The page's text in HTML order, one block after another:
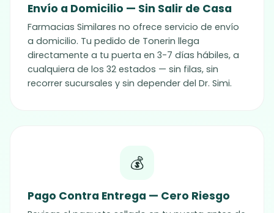
Envío a Domicilio — Sin Salir de Casa
Farmacias Similares no ofrece servicio de envío
a domicilio. Tu pedido de Tonerin llega
directamente a tu puerta en 3-7 días hábiles, a
cualquiera de los 32 estados — sin filas, sin
recorrer sucursales y sin depender del Dr. Simi.
💰
Pago Contra Entrega — Cero Riesgo